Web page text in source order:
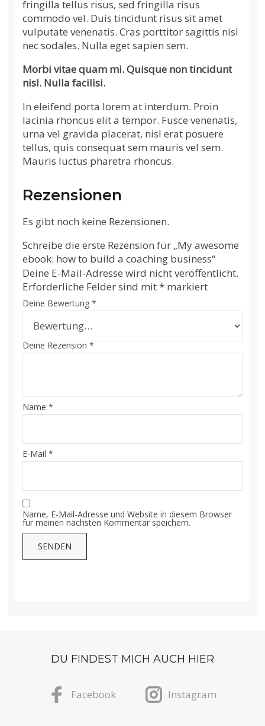
fringilla tellus risus, sed fringilla risus
commodo vel. Duis tincidunt risus sit amet
vulputate venenatis. Cras porttitor sagittis nisl
nec sodales. Nulla eget sapien sem.
Morbi vitae quam mi. Quisque non tincidunt
nisl. Nulla facilisi.
In eleifend porta lorem at interdum. Proin
lacinia rhoncus elit a tempor. Fusce venenatis,
urna vel gravida placerat, nisl erat posuere
tellus, quis consequat sem mauris vel sem.
Mauris luctus pharetra rhoncus.
Rezensionen
Es gibt noch keine Rezensionen.
Schreibe die erste Rezension für „My awesome
ebook: how to build a coaching business“
Deine E-Mail-Adresse wird nicht veröffentlicht.
Erforderliche Felder sind mit* markiert
Deine Bewertung*
Deine Rezension*
Name*
E-Mail*
Name, E-Mail-Adresse und Website in diesem Browser
für meinen nächsten Kommentar speichern.
DU FINDEST MICH AUCH HIER
Facebook Instagram